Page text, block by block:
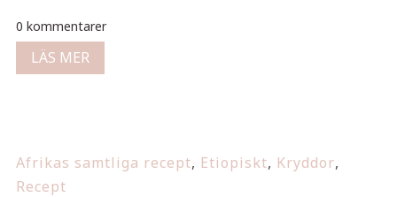
0 kommentarer
LÄS MER
Afrikas samtliga recept, Etiopiskt, Kryddor,
Recept